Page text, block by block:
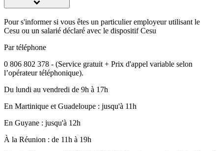
Pour s'informer si vous êtes un particulier employeur utilisant le
Cesu ou un salarié déclaré avec le dispositif Cesu
Par téléphone
0 806 802 378 - (Service gratuit + Prix d'appel variable selon
l’opérateur téléphonique).
Du lundi au vendredi de 9h à 17h
En Martinique et Guadeloupe : jusqu'à 11h
En Guyane : jusqu'à 12h
À la Réunion : de 11h à 19h